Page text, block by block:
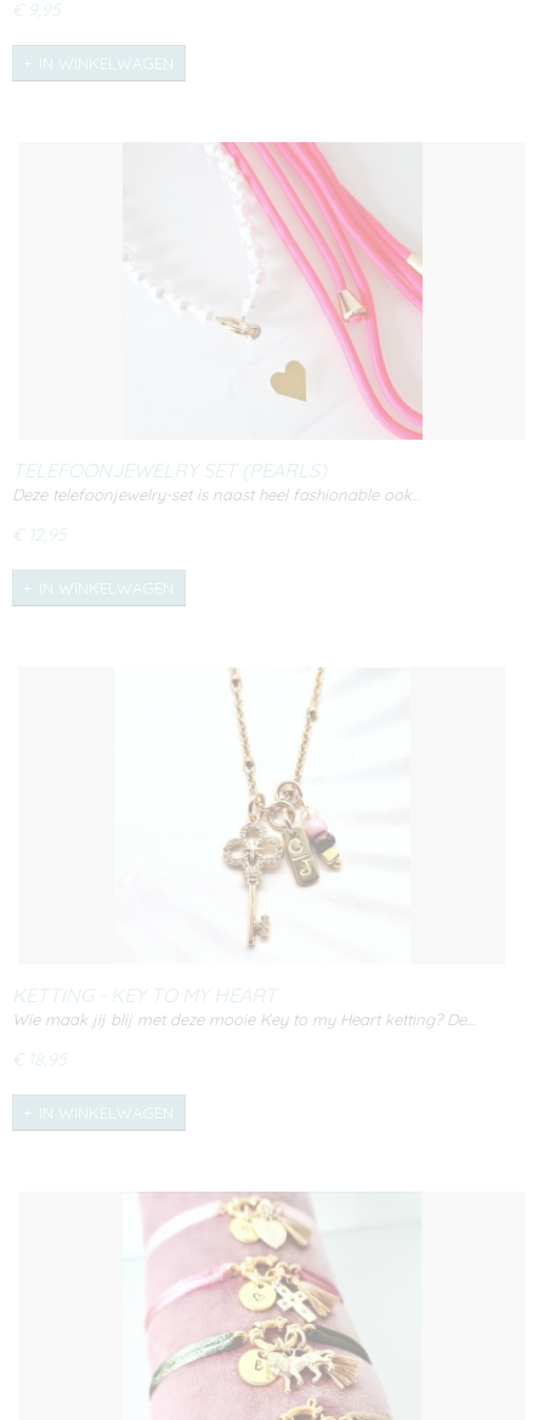
€ 9,95
IN WINKELWAGEN
TELEFOONJEWELRY SET (PEARLS)
Deze telefoonjewelry-set is naast heel fashionable ook…
€ 12,95
IN WINKELWAGEN
KETTING - KEY TO MY HEART
Wie maak jij blij met deze mooie Key to my Heart ketting? De…
€ 18,95
IN WINKELWAGEN